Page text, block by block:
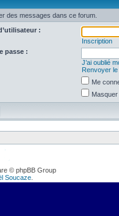
des messages dans ce forum.
:
Inscription
passe :
J’ai oublié
Renvoyer le
Me
© phpBB Group
Soucaze.